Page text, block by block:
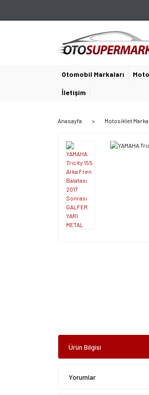
Otomobil Markaları
İletişim
Anasayfa Motosiklet
Ürün Bilgisi
Yorumlar